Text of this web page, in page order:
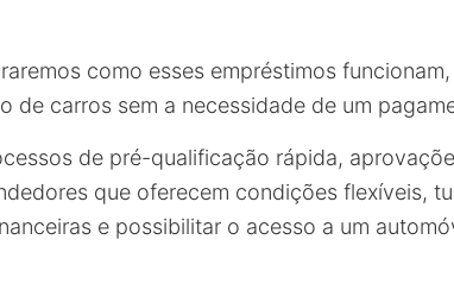
como esses empréstimos
de carros sem a necessidade de um
de pré-qualificação rápida,
que oferecem condições flexíveis,
e possibilitar o acesso a um